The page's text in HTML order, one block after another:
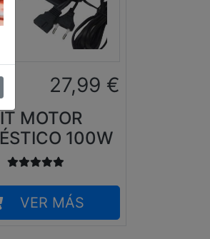
27,99 €
MOTOR
100W
VER MÁS